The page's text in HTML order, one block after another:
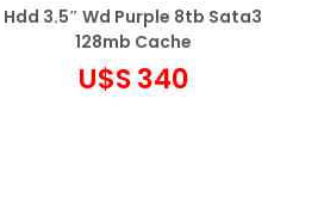
Hdd 3.5″ Wd Purple 8tb Sata3
128mb Cache
U$S340